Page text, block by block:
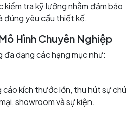
kiểm tra kỹ lưỡng nhằm đảm bảo
đúng yêu cầu thiết kế.
Hình Chuyên Nghiệp
dạng các hạng mục như:
cáo kích thước lớn, thu hút sự chú
showroom và sự kiện.